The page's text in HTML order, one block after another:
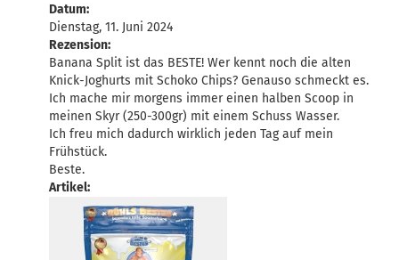
Datum:
Dienstag, 11. Juni 2024
Rezension:
Banana Split ist das BESTE! Wer kennt noch die alten
Knick-Joghurts mit Schoko Chips? Genauso schmeckt es.
Ich mache mir morgens immer einen halben Scoop in
meinen Skyr (250-300gr) mit einem Schuss Wasser.
Ich freu mich dadurch wirklich jeden Tag auf mein
Frühstück.
Beste.
Artikel: